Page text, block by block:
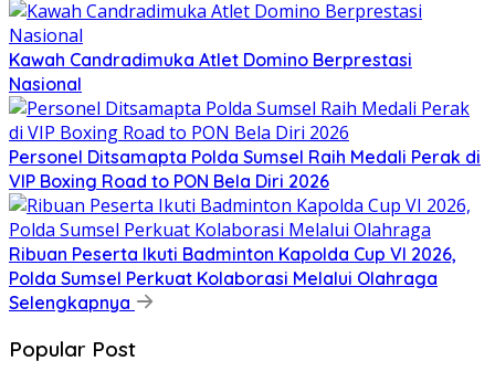
Kawah Candradimuka Atlet Domino Berprestasi
Nasional
Personel Ditsamapta Polda Sumsel Raih Medali Perak di
VIP Boxing Road to PON Bela Diri 2026
Ribuan Peserta Ikuti Badminton Kapolda Cup VI 2026,
Polda Sumsel Perkuat Kolaborasi Melalui Olahraga
Selengkapnya
Popular Post